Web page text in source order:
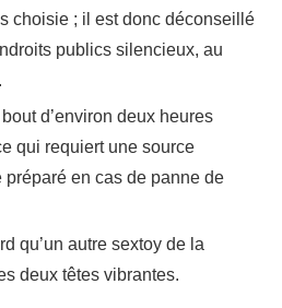
choisie ; il est donc déconseillé
publics silencieux, au
d’environ deux heures
qui requiert une source
préparé en cas de panne de
qu’un autre sextoy de la
deux têtes vibrantes.